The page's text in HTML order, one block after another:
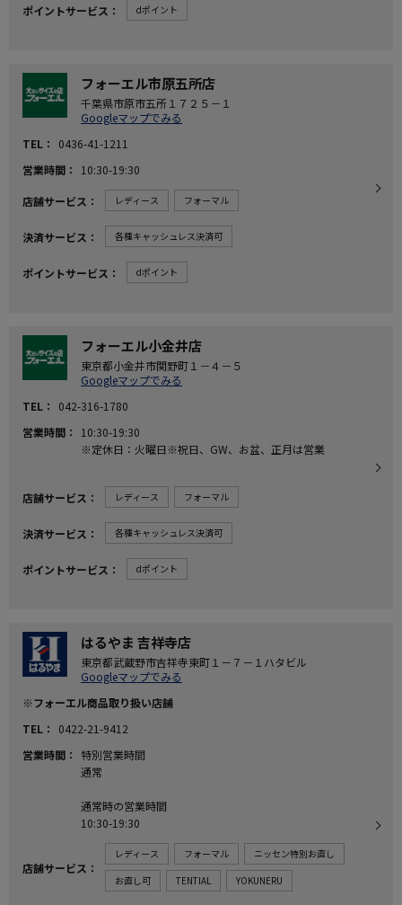
ポイントサービス dポイント
フォーエル市原五所店
千葉県市原市五所１７２５－１
Googleマップでみる
TEL
0436-41-1211
営業時間
10:30-19:30
店舗サービス レディース フォーマル
決済サービス 各種キャッシュレス決済可
ポイントサービス dポイント
フォーエル小金井店
東京都小金井市関野町１－４－５
Googleマップでみる
TEL
042-316-1780
営業時間
10:30-19:30
※定休日：火曜日※祝日、GW、お盆、正月は営業
店舗サービス レディース フォーマル
決済サービス 各種キャッシュレス決済可
ポイントサービス dポイント
はるやま 吉祥寺店
東京都武蔵野市吉祥寺東町１－７－１ハタビル
Googleマップでみる
※フォーエル商品取り扱い店舗
TEL
0422-21-9412
営業時間
特別営業時間
通常
通常時の営業時間
10:30-19:30
店舗サービス
レディース フォーマル
ニッセン特別お直し
お直し可
TENTIAL YOKUNERU